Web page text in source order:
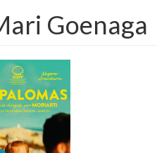
Goenaga